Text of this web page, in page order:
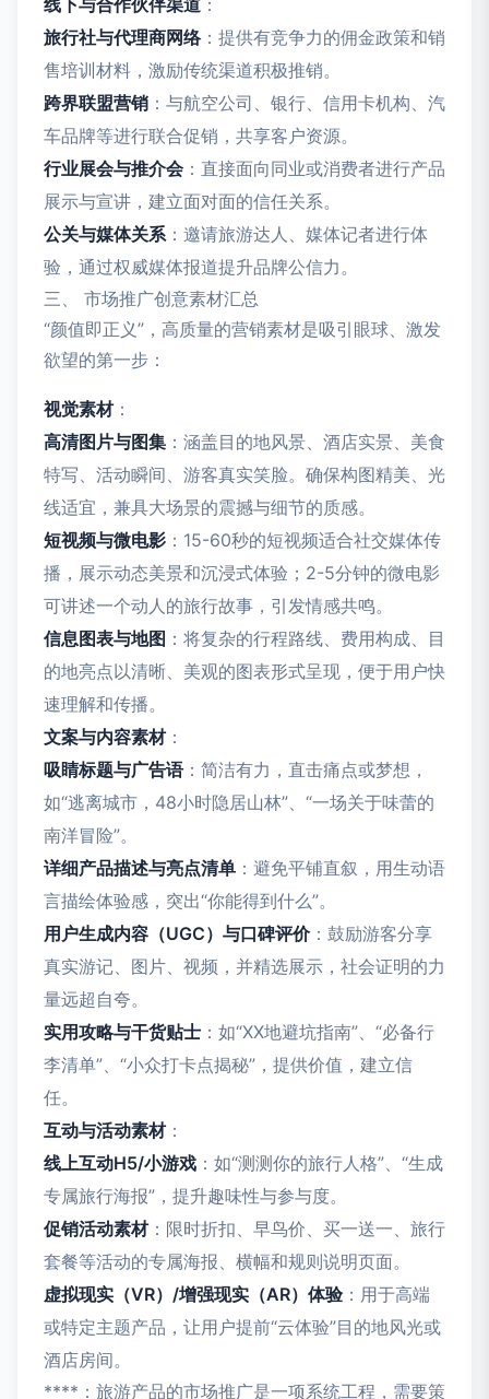
旅行社与代理商网络：提供有竞争力的佣金政策和销
售培训材料，激励传统渠道积极推销。
跨界联盟营销 ：与航空公司、银行、信用卡机构、汽
车品牌等进行联合促销，共享客户资源。
行业展会与推介会 ：直接面向同业或消费者进行产品
展示与宣讲，建立面对面的信任关系。
公关与媒体关系 ：邀请旅游达人、媒体记者进行体
验，通过权威媒体报道提升品牌公信力。
三、 市场推广创意素材汇总
“颜值即正义”，高质量的营销素材是吸引眼球、激发
欲望的第一步：
视觉素材：
高清图片与图集 ：涵盖目的地风景、酒店实景、美食
特写、活动瞬间、游客真实笑脸。确保构图精美、光
线适宜，兼具大场景的震撼与细节的质感。
短视频与微电影 ：15-60秒的短视频适合社交媒体传
播，展示动态美景和沉浸式体验；2-5分钟的微电影
可讲述一个动人的旅行故事，引发情感共鸣。
信息图表与地图 ：将复杂的行程路线、费用构成、目
的地亮点以清晰、美观的图表形式呈现，便于用户快
速理解和传播。
文案与内容素材：
吸睛标题与广告语：简洁有力，直击痛点或梦想，
如“逃离城市，48小时隐居山林”、“一场关于味蕾的
南洋冒险”。
详细产品描述与亮点清单 ：避免平铺直叙，用生动语
言描绘体验感，突出“你能得到什么”。
用户生成内容（UGC）与口碑评价：鼓励游客分享
真实游记、图片、视频，并精选展示，社会证明的力
量远超自夸。
实用攻略与干货贴士 ：如“XX地避坑指南”、“必备行
李清单”、“小众打卡点揭秘”，提供价值，建立信
任。
互动与活动素材：
线上互动H5/小游戏 ：如“测测你的旅行人格”、“生成
专属旅行海报”，提升趣味性与参与度。
促销活动素材：限时折扣、早鸟价、买一送一、旅行
套餐等活动的专属海报、横幅和规则说明页面。
虚拟现实（VR）/增强现实（AR）体验：用于高端
或特定主题产品，让用户提前“云体验”目的地风光或
酒店房间。
****：旅游产品的市场推广是一项系统工程，需要策